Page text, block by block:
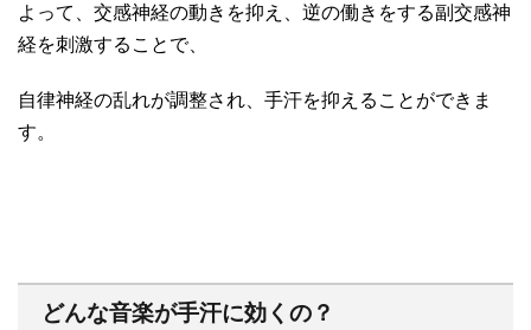
よって、交感神経の動きを抑え、逆の働きをする副交感神
経を刺激することで、
自律神経の乱れが調整され、手汗を抑えることができま
す。
どんな音楽が手汗に効くの？